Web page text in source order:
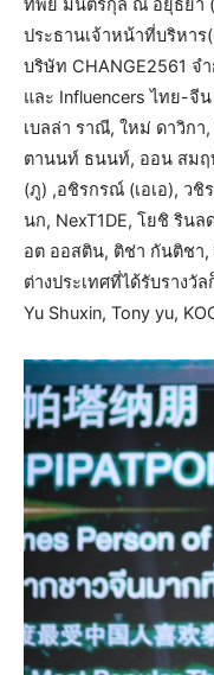
ทิพย์ มนตรีกุล ณ อยุธยา
ประธานเจ้าหน้าที่บริหาร
บริษัท CHANGE2561 จ
และ Influencers ไทย-จี
เบลล่า ราณี, ใหม่ ดาวิก
ตานนท์ ธนนท์, ออน สม
(ภู) ,อชิรกรณ์ (เอเอ), วชิ
นก, NexT1DE, โยชิ รินล
อต ออสติน, ติช่า กันติชา,
ต่างประเทศที่ได้รับรางวั
Yu Shuxin, Tony yu,